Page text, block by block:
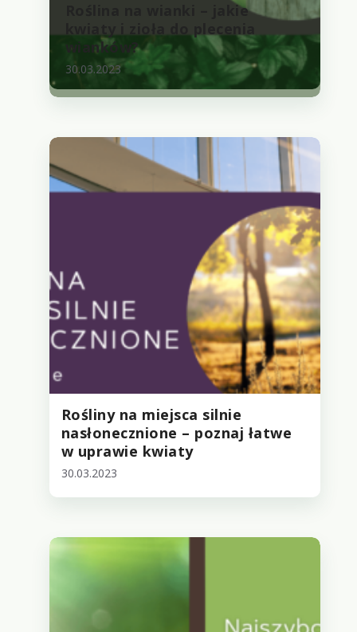
Roślina na wianki – jakie
kwiaty i zioła do plecenia
wianków?
30.03.2023
Rośliny na miejsca silnie
nasłonecznione – poznaj łatwe
w uprawie kwiaty
30.03.2023